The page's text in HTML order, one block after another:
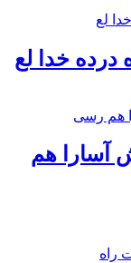
خدا لع
آسارا هم